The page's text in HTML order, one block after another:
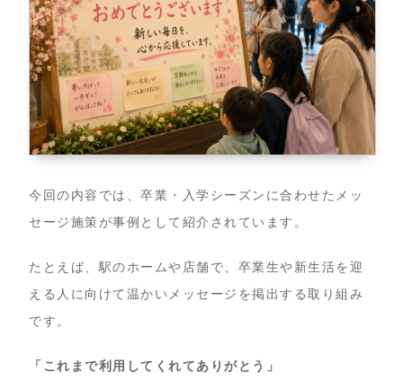
今回の内容では、卒業・入学シーズンに合わせたメッ
セージ施策が事例として紹介されています。
たとえば、駅のホームや店舗で、卒業生や新生活を迎
える人に向けて温かいメッセージを掲出する取り組み
です。
「これまで利用してくれてありがとう」